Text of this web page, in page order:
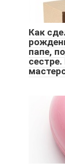
Как
папе,